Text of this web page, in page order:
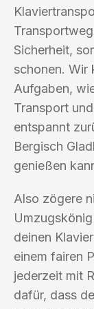
Sicherheit,
schonen. Wir
Aufgaben,
Transport
entspannt
Bergisch
genießen
Also zögere
deinen
einem fairen
jederzeit mit
dafür, dass